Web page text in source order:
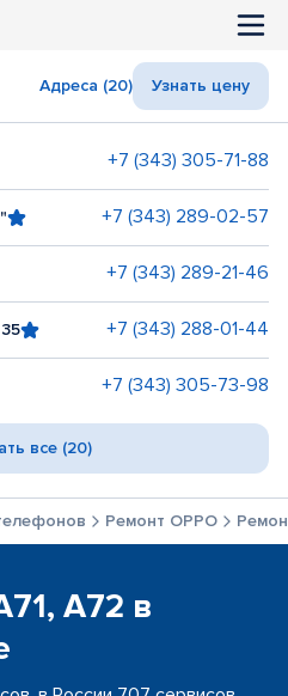
Адреса (20) Узнать цену
+7 (343) 305-71-88
+7 (343) 289-02-57
+7 (343) 289-21-46
+7 (343) 288-01-44
+7 (343) 305-73-98
все (20)
Ремонт OPPO
A72 в